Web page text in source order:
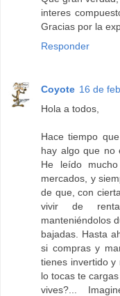
interes
Gracias por la
Responder
Coyote 16 de
Hola a todos,
Hace tiempo
hay algo que no
He leído
mercados, y
de que, con
vivir de
manteniéndolos
bajadas. Hasta
si compras y
tienes invertido y
lo tocas te
vives?...